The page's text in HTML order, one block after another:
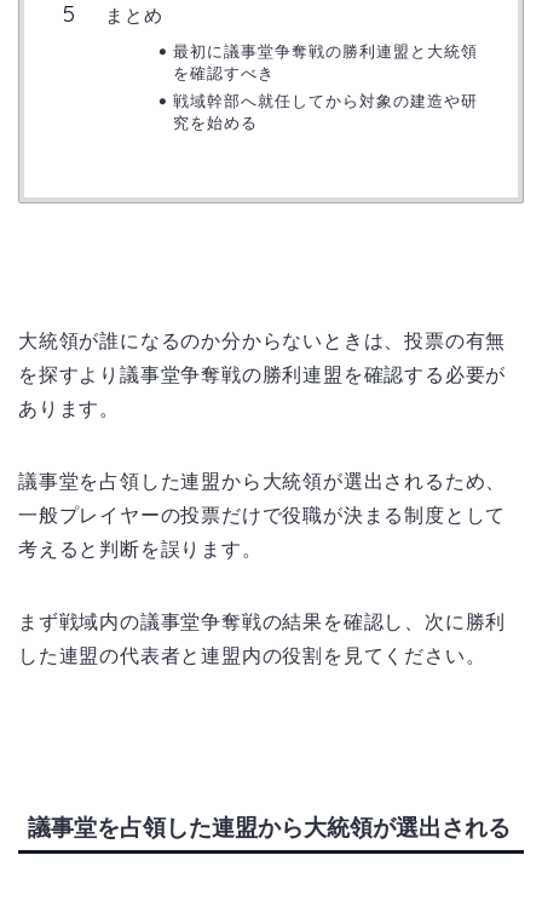
まとめ
最初に議事堂争奪戦の勝利連盟と大統領
を確認すべき
戦域幹部へ就任してから対象の建造や研
究を始める
大統領が誰になるのか分からないときは、投票の有無
を探すより議事堂争奪戦の勝利連盟を確認する必要が
あります。
議事堂を占領した連盟から大統領が選出されるため、
一般プレイヤーの投票だけで役職が決まる制度として
考えると判断を誤ります。
まず戦域内の議事堂争奪戦の結果を確認し、次に勝利
した連盟の代表者と連盟内の役割を見てください。
議事堂を占領した連盟から大統領が選出される